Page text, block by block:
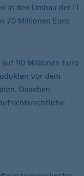
in den Umbau der IT-
70 Millionen Euro
auf 90 Millionen Euro
vor dem
Daneben